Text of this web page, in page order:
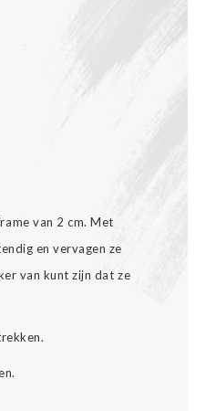
van 2 cm. Met
en vervagen ze
van kunt zijn dat ze